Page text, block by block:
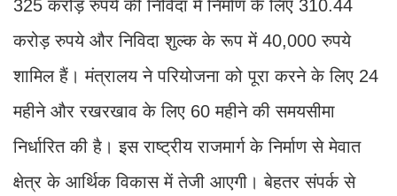
325 करोड़ रुपये की निविदा में निर्माण के लिए 310.44
करोड़ रुपये और निविदा शुल्क के रूप में 40,000 रुपये
शामिल हैं। मंत्रालय ने परियोजना को पूरा करने के लिए 24
महीने और रखरखाव के लिए 60 महीने की समयसीमा
निर्धारित की है। इस राष्ट्रीय राजमार्ग के निर्माण से मेवात
क्षेत्र के आर्थिक विकास में तेजी आएगी। बेहतर संपर्क से